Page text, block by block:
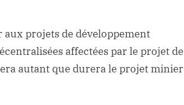
projets de développement
affectées par le projet de
autant que durera le projet minier